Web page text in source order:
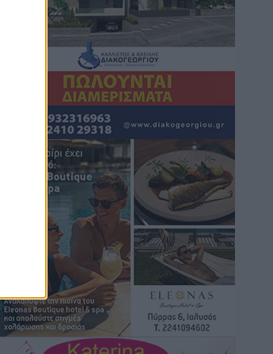
Ρόδος: Τραυματίστηκε 53χρονος
Τοπικές Ειδήσεις• πριν 55 λεπτά
Airbnb: Αυξημένα έσοδα στο β’ τρίμηνο
με «όχημα» το Μουντιάλ
• πριν 57 λεπτά
Ενίσχυση των υπηρεσιών υγείας στο
αεροδρόμιο της Ρόδου: «Η πολιτική
βούληση είναι η ενίσχυση, όχι η
αφαίρεση»
Τοπικές Ειδήσεις πριν 2 ώρες
Αρνείται τα πάντα ο 53χρονος
φερόμενος ως λογιστής και μιλά για
σκευωρία γνωστών μεταξύ τους